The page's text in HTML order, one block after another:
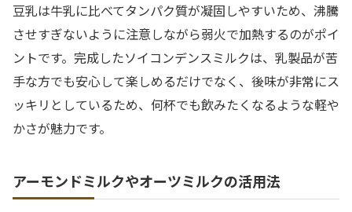
豆乳は牛乳に比べてタンパク質が凝固しやすいため、沸騰
させすぎないように注意しながら弱火で加熱するのがポイ
ントです。完成したソイコンデンスミルクは、乳製品が苦
手な方でも安心して楽しめるだけでなく、後味が非常にス
ッキリとしているため、何杯でも飲みたくなるような軽や
かさが魅力です。
アーモンドミルクやオーツミルクの活用法